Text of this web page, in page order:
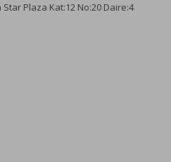
Plaza Kat:12 No:20 Daire:4